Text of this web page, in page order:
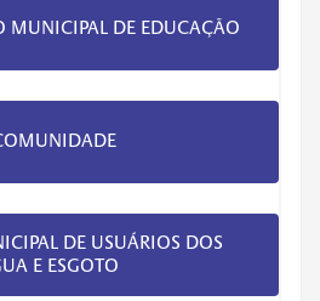
MUNICIPAL DE EDUCAÇÃO
DE USUÁRIOS DOS
E ESGOTO